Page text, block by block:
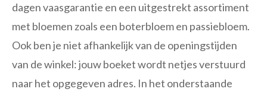
dagen vaasgarantie en een uitgestrekt assortiment
met bloemen zoals een boterbloem en passiebloem.
Ook ben je niet afhankelijk van de openingstijden
van de winkel: jouw boeket wordt netjes verstuurd
naar het opgegeven adres. In het onderstaande